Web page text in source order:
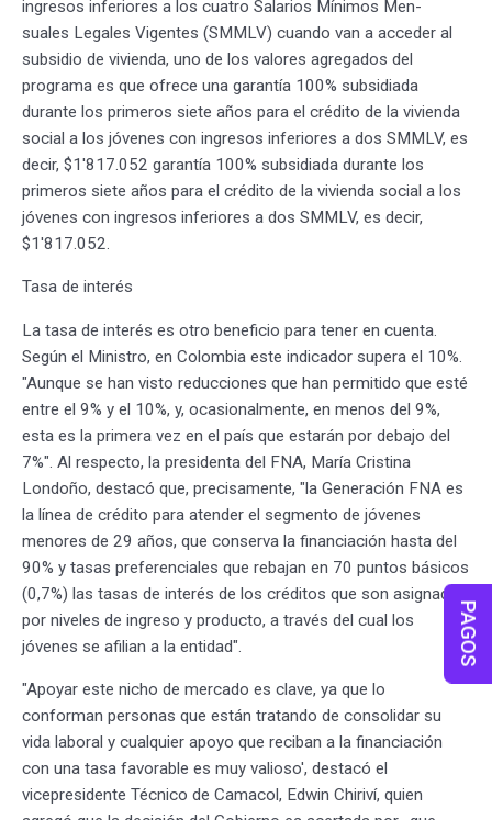
ingresos inferiores a los cuatro Salarios Mínimos Men-
suales Legales Vigentes (SMMLV) cuando van a acceder al
subsidio de vivienda, uno de los valores agregados del
programa es que ofrece una garantía 100% subsidiada
durante los primeros siete años para el crédito de la vivienda
social a los jóvenes con ingresos inferiores a dos SMMLV, es
decir, $1'817.052 garantía 100% subsidiada durante los
primeros siete años para el crédito de la vivienda social a los
jóvenes con ingresos inferiores a dos SMMLV, es decir,
$1'817.052.
Tasa de interés
La tasa de interés es otro beneficio para tener en cuenta.
Según el Ministro, en Colombia este indicador supera el 10%.
"Aunque se han visto reducciones que han permitido que esté
entre el 9% y el 10%, y, ocasionalmente, en menos del 9%,
esta es la primera vez en el país que estarán por debajo del
7%". Al respecto, la presidenta del FNA, María Cristina
Londoño, destacó que, precisamente, "la Generación FNA es
la línea de crédito para atender el segmento de jóvenes
menores de 29 años, que conserva la financiación hasta del
90% y tasas preferenciales que rebajan en 70 puntos básicos
(0,7%) las tasas de interés de los créditos que son asignadas
por niveles de ingreso y producto, a través del cual los
jóvenes se afilian a la entidad".
"Apoyar este nicho de mercado es clave, ya que lo
conforman personas que están tratando de consolidar su
vida laboral y cualquier apoyo que reciban a la financiación
con una tasa favorable es muy valioso', destacó el
vicepresidente Técnico de Camacol, Edwin Chiriví, quien
PAGOS